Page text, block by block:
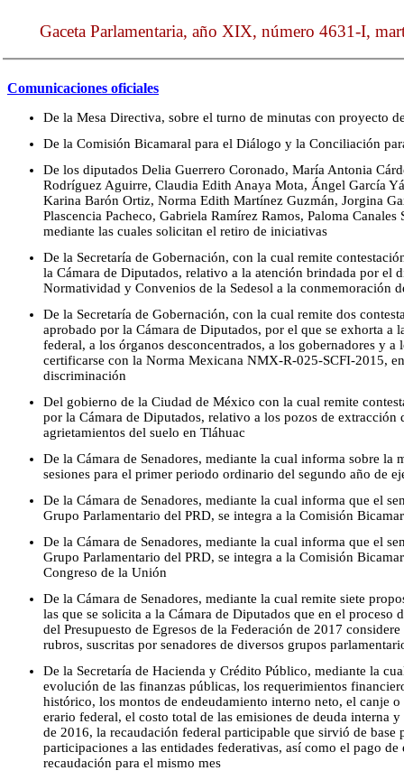
Gaceta Parlamentaria, año XIX, número 4631-I,
Comunicaciones oficiales
De la Mesa Directiva, sobre el turno de minutas con proyecto
De la Comisión Bicamaral para el Diálogo y la Conciliación
De los diputados Delia Guerrero Coronado, María Antonia
Rodríguez Aguirre, Claudia Edith Anaya Mota, Ángel García
Karina Barón Ortiz, Norma Edith Martínez Guzmán, Jorgina
Plascencia Pacheco, Gabriela Ramírez Ramos, Paloma
mediante las cuales solicitan el retiro de iniciativas
De la Secretaría de Gobernación, con la cual remite
la Cámara de Diputados, relativo a la atención brindada por el
Normatividad y Convenios de la Sedesol a la conmemoración
De la Secretaría de Gobernación, con la cual remite dos
aprobado por la Cámara de Diputados, por el que se exhorta a
federal, a los órganos desconcentrados, a los gobernadores y a
certificarse con la Norma Mexicana NMX-R-025-SCFI-2015,
discriminación
Del gobierno de la Ciudad de México con la cual remite
por la Cámara de Diputados, relativo a los pozos de extracción
agrietamientos del suelo en Tláhuac
De la Cámara de Senadores, mediante la cual informa sobre la
sesiones para el primer periodo ordinario del segundo año de
De la Cámara de Senadores, mediante la cual informa que el
Grupo Parlamentario del PRD, se integra a la Comisión
De la Cámara de Senadores, mediante la cual informa que el
Grupo Parlamentario del PRD, se integra a la Comisión
Congreso de la Unión
De la Cámara de Senadores, mediante la cual remite siete
las que se solicita a la Cámara de Diputados que en el proceso
del Presupuesto de Egresos de la Federación de 2017
rubros, suscritas por senadores de diversos grupos
De la Secretaría de Hacienda y Crédito Público, mediante la
evolución de las finanzas públicas, los requerimientos
histórico, los montos de endeudamiento interno neto, el canje
erario federal, el costo total de las emisiones de deuda interna
de 2016, la recaudación federal participable que sirvió de base
participaciones a las entidades federativas, así como el pago
recaudación para el mismo mes